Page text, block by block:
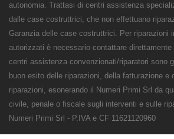
autonomia. Trattasi di centri assistenza
dalle case costruttrici, che non effettuano
Garanzia delle case costruttrici. Per riparazioni
autorizzati è necessario contattare direttamente
centri assistenza convenzionati/riparatori sono
buon esito delle riparazioni, della fatturazione e
riparazioni, esonerando il Numeri Primi Srl da
civile, penale o fiscale sugli interventi e sulle
Numeri Primi Srl - P.IVA e CF 11621120960